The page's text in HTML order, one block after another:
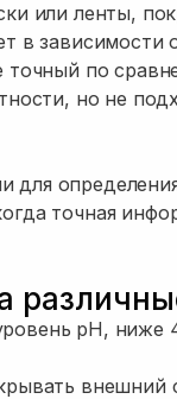
или ленты,
в зависимости
точный по
но не
для
точная
pH, ниже
внешний